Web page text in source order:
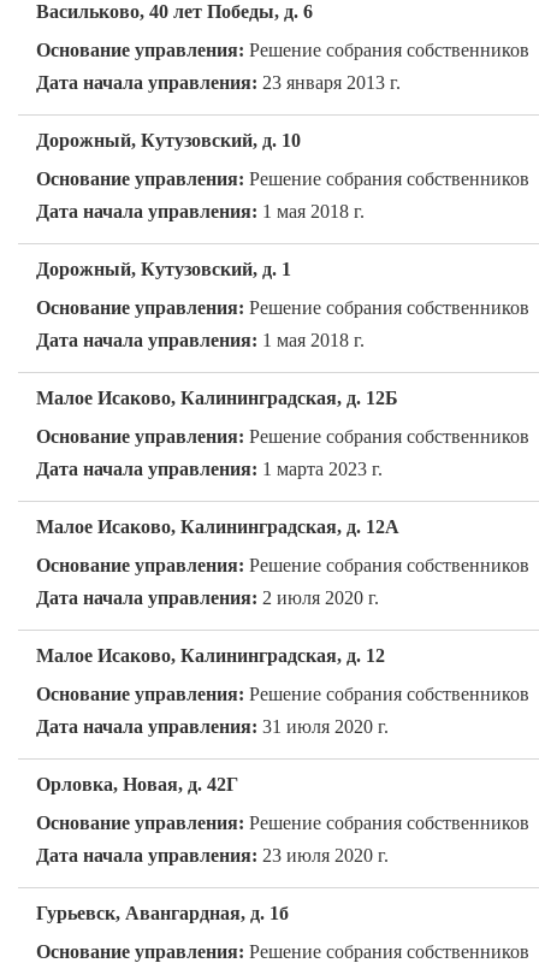
Васильково, 40 лет Победы, д. 6
Основание управления: Решение собрания собственников
Дата начала управления: 23 января 2013 г.
Дорожный, Кутузовский, д. 10
Основание управления: Решение собрания собственников
Дата начала управления: 1 мая 2018 г.
Дорожный, Кутузовский, д. 1
Основание управления: Решение собрания собственников
Дата начала управления: 1 мая 2018 г.
Малое Исаково, Калининградская, д. 12Б
Основание управления: Решение собрания собственников
Дата начала управления: 1 марта 2023 г.
Малое Исаково, Калининградская, д. 12А
Основание управления: Решение собрания собственников
Дата начала управления: 2 июля 2020 г.
Малое Исаково, Калининградская, д. 12
Основание управления: Решение собрания собственников
Дата начала управления: 31 июля 2020 г.
Орловка, Новая, д. 42Г
Основание управления: Решение собрания собственников
Дата начала управления: 23 июля 2020 г.
Гурьевск, Авангардная, д. 1б
Основание управления: Решение собрания собственников